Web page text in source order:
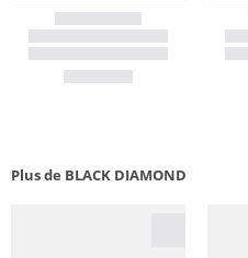
Plus de BLACK DIAMOND